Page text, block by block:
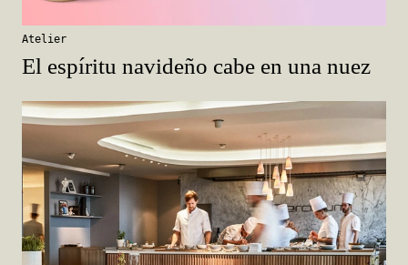
Atelier
El espíritu navideño cabe en una nuez